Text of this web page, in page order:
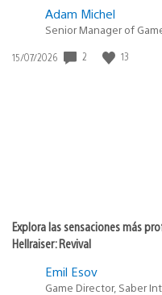
Adam Michel
Senior Manager of
Fecha
15/07/2026 2 13
Explora las sensaciones más
Hellraiser: Revival
Emil Esov
Game Director, Saber